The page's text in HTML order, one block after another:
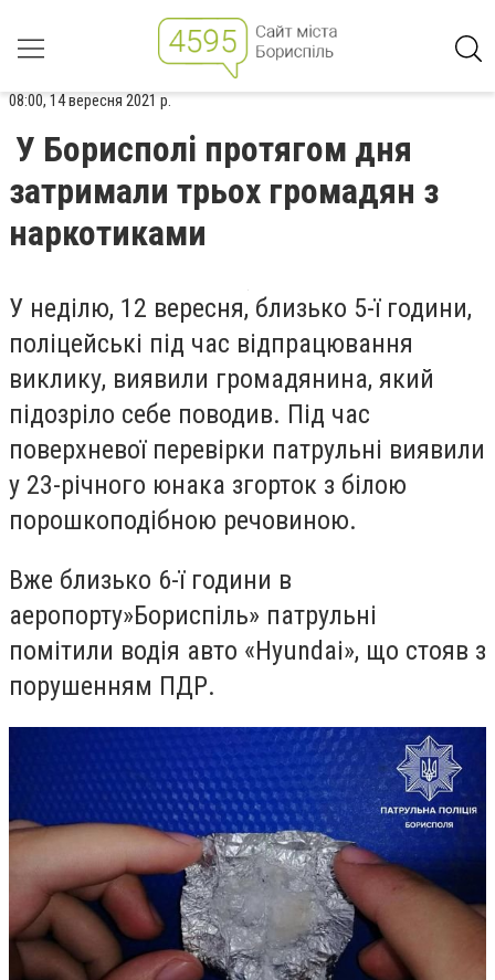
08:00, 14 вересня 2021 р.
У Борисполі протягом дня
затримали трьох громадян з
наркотиками
У неділю, 12 вересня, близько 5-ї години,
поліцейські під час відпрацювання
виклику, виявили громадянина, який
підозріло себе поводив. Під час
поверхневої перевірки патрульні виявили
у 23-річного юнака згорток з білою
порошкоподібною речовиною.
Вже близько 6-ї години в
аеропорту»Бориспіль» патрульні
помітили водія авто «Hyundai», що стояв з
порушенням ПДР.